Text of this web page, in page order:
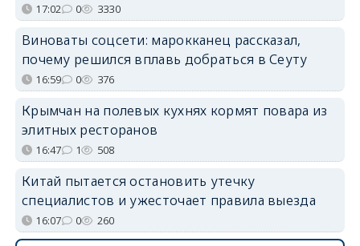
17:02 0 3330
Виноваты соцсети: марокканец рассказал,
почему решился вплавь добраться в Сеуту
16:59 0 376
Крымчан на полевых кухнях кормят повара из
элитных ресторанов
16:47 1 508
Китай пытается остановить утечку
специалистов и ужесточает правила выезда
16:07 0 260